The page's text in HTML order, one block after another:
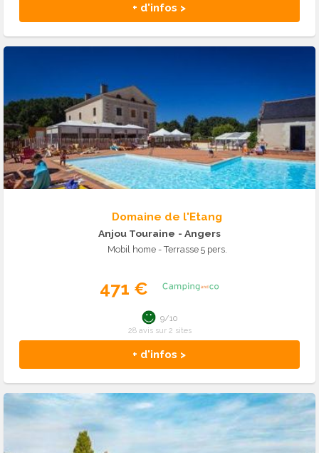
+ d'infos >
Domaine de l'Etang
Anjou Touraine - Angers
Mobil home - Terrasse 5 pers.
471 €
+ d'infos >
9/10
28 avis sur 2 sites